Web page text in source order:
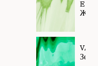
EL
VA